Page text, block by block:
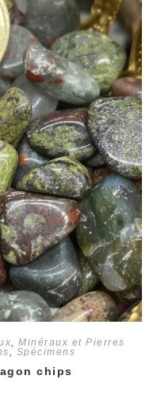
Minéraux et Pierres
Spécimens
chips